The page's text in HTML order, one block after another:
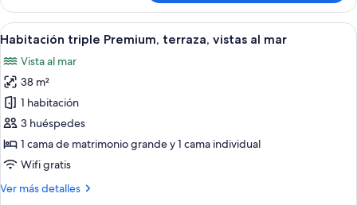
al
mar
Premium
doble
de
individual,
terraza,
vistas
al
mar
Abrir
todas
las
fotos
de
Habitación
triple
Premium,
terraza,
vistas
Habitación de hotel moderna con
6
Habitación triple Premium, terraza, vistas al mar
Vista al mar
38 m²
1 habitación
3 huéspedes
1 cama de matrimonio grande y 1 cama individual
Wifi gratis
Ver más detalles
Más